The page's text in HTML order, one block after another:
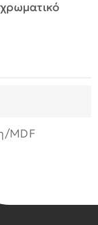
χρωματικό
MDF